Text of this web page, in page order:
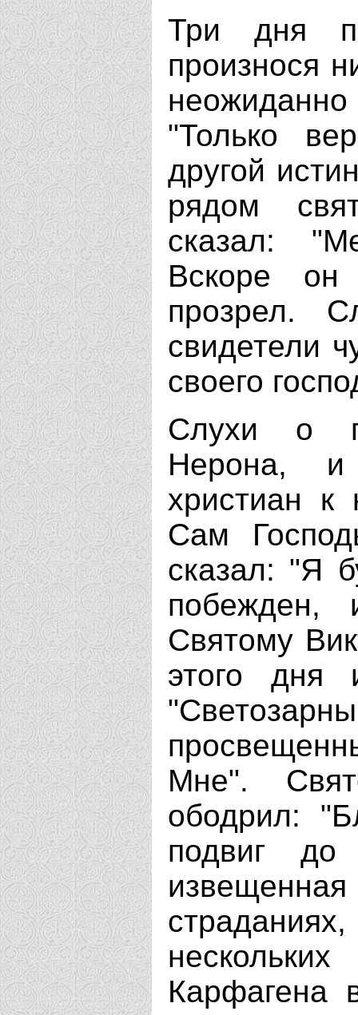
Три дня
произнося
"Только
другой
рядом
сказал:
Вскоре
прозрел.
свидетели
своего
Слухи о
Нерона, и
христиан
Сам
сказал: "Я
побежден,
Святому
этого дня
Мне".
ободрил:
подвиг до
Карфагена